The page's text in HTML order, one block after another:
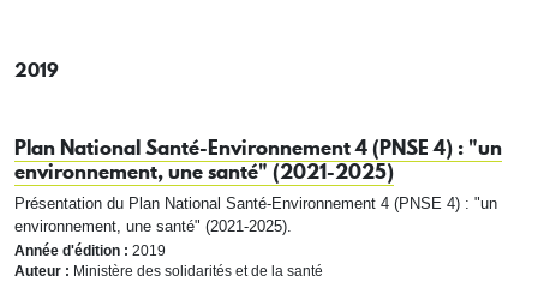
2019
Plan National Santé-Environnement 4 (PNSE 4) : "un
environnement, une santé" (2021-2025)
Présentation du Plan National Santé-Environnement 4 (PNSE 4) : "un
environnement, une santé" (2021-2025).
Année d'édition : 2019
Auteur : Ministère des solidarités et de la santé